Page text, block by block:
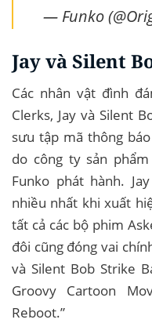
— Funko
Jay và Silent
Các nhân vật đình
Clerks, Jay và Silent
sưu tập mã thông
do công ty sản
Funko phát hành.
nhiều nhất khi xuất
tất cả các bộ phim
đôi cũng đóng vai
và Silent Bob Strike
Groovy Cartoon
Reboot.”